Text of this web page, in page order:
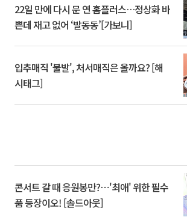
22일 만에 다시 문 연 홈플러스…정상화 바
쁜데 재고 없어 ‘발동동’[가보니]
입추매직 '불발', 처서매직은 올까요? [해
시태그]
콘서트 갈 때 응원봉만?⋯'최애' 위한 필수
품 등장이오! [솔드아웃]